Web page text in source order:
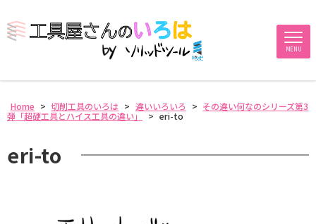
MENU
Home > 切削工具のいろは > 違いいろいろ > その違い何なのシリーズ第3
弾「超硬工具とハイス工具の違い」
> eri-to
eri-to